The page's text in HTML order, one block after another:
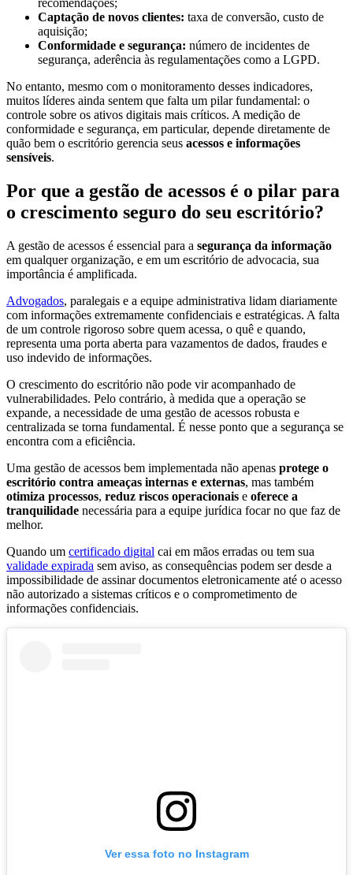
recomendações;
Captação de novos clientes: taxa de conversão, custo de
aquisição;
Conformidade e segurança: número de incidentes de
segurança, aderência às regulamentações como a LGPD.
No entanto, mesmo com o monitoramento desses indicadores,
muitos líderes ainda sentem que falta um pilar fundamental: o
controle sobre os ativos digitais mais críticos. A medição de
conformidade e segurança, em particular, depende diretamente de
quão bem o escritório gerencia seus acessos e informações
sensíveis.
Por que a gestão de acessos é o pilar para
o crescimento seguro do seu escritório?
A gestão de acessos é essencial para a segurança da informação
em qualquer organização, e em um escritório de advocacia, sua
importância é amplificada.
Advogados, paralegais e a equipe administrativa lidam diariamente
com informações extremamente confidenciais e estratégicas. A falta
de um controle rigoroso sobre quem acessa, o quê e quando,
representa uma porta aberta para vazamentos de dados, fraudes e
uso indevido de informações.
O crescimento do escritório não pode vir acompanhado de
vulnerabilidades. Pelo contrário, à medida que a operação se
expande, a necessidade de uma gestão de acessos robusta e
centralizada se torna fundamental. É nesse ponto que a segurança se
encontra com a eficiência.
Uma gestão de acessos bem implementada não apenas protege o
escritório contra ameaças internas e externas, mas também
otimiza processos, reduz riscos operacionais e oferece a
tranquilidade necessária para a equipe jurídica focar no que faz de
melhor.
Quando um certificado digital cai em mãos erradas ou tem sua
validade expirada sem aviso, as consequências podem ser desde a
impossibilidade de assinar documentos eletronicamente até o acesso
não autorizado a sistemas críticos e o comprometimento de
informações confidenciais.
Ver essa foto no Instagram